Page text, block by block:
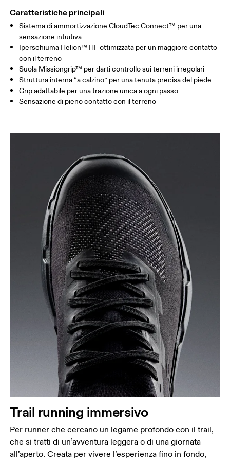
Caratteristiche principali
Sistema di ammortizzazione CloudTec Connect™ per una
sensazione intuitiva
Iperschiuma Helion™ HF ottimizzata per un maggiore contatto
con il terreno
Suola Missiongrip™ per darti controllo sui terreni irregolari
Struttura interna “a calzino” per una tenuta precisa del piede
Grip adattabile per una trazione unica a ogni passo
Sensazione di pieno contatto con il terreno
Trail running immersivo
Per runner che cercano un legame profondo con il trail,
che si tratti di un’avventura leggera o di una giornata
all’aperto. Creata per vivere l’esperienza fino in fondo,